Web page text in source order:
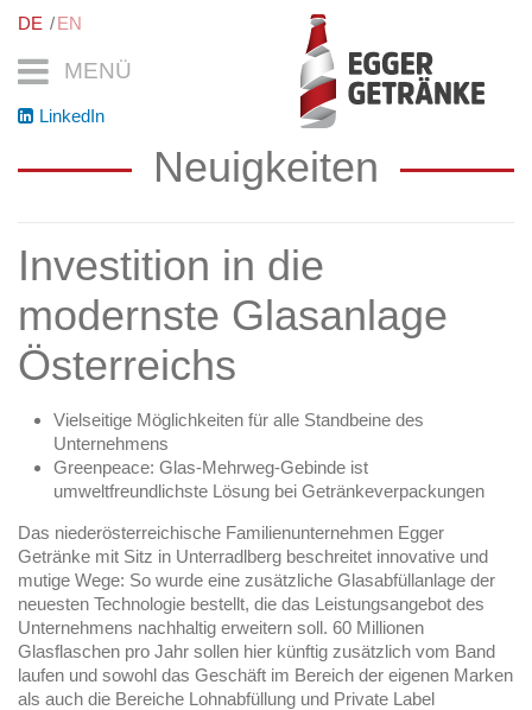
MENÜ
DE EN
LinkedIn
Neuigkeiten
Investition in die
modernste Glasanlage
Österreichs
Vielseitige Möglichkeiten für alle Standbeine des
Unternehmens
Greenpeace: Glas-Mehrweg-Gebinde ist
umweltfreundlichste Lösung bei Getränkeverpackungen
Das niederösterreichische Familienunternehmen Egger
Getränke mit Sitz in Unterradlberg beschreitet innovative und
mutige Wege: So wurde eine zusätzliche Glasabfüllanlage der
neuesten Technologie bestellt, die das Leistungsangebot des
Unternehmens nachhaltig erweitern soll. 60 Millionen
Glasflaschen pro Jahr sollen hier künftig zusätzlich vom Band
laufen und sowohl das Geschäft im Bereich der eigenen Marken
als auch die Bereiche Lohnabfüllung und Private Label